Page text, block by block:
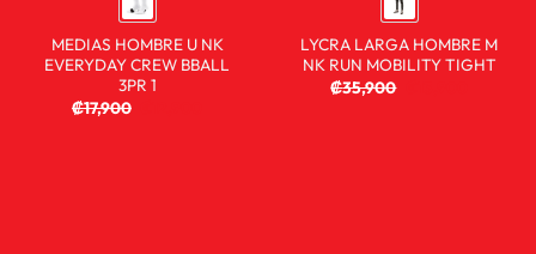
MEDIAS HOMBRE U NK
EVERYDAY CREW BBALL
3PR 1
₡17,900
LYCRA LARGA HOMBRE M
NK RUN MOBILITY TIGHT
₡35,900